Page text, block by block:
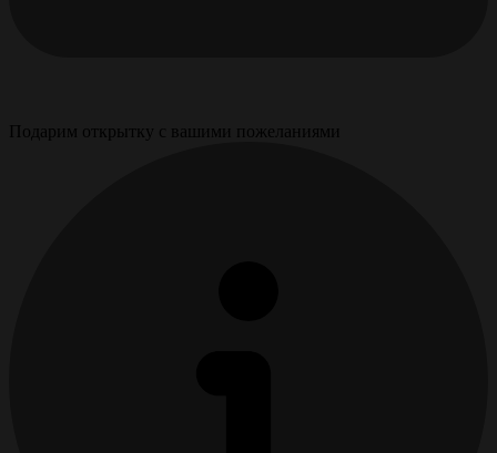
Подарим открытку с вашими пожеланиями